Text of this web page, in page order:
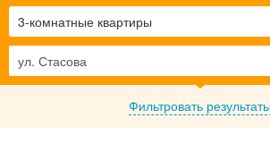
3-комнатные квартиры
Фильтровать